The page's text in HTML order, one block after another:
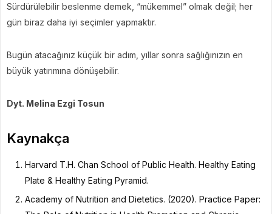
Sürdürülebilir beslenme demek, “mükemmel” olmak değil; her
gün biraz daha iyi seçimler yapmaktır.
Bugün atacağınız küçük bir adım, yıllar sonra sağlığınızın en
büyük yatırımına dönüşebilir.
Dyt. Melina Ezgi Tosun
Kaynakça
Harvard T.H. Chan School of Public Health. Healthy Eating
Plate & Healthy Eating Pyramid.
Academy of Nutrition and Dietetics. (2020). Practice Paper: